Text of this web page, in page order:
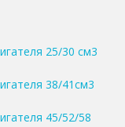
25/30 см3
38/41см3
45/52/58